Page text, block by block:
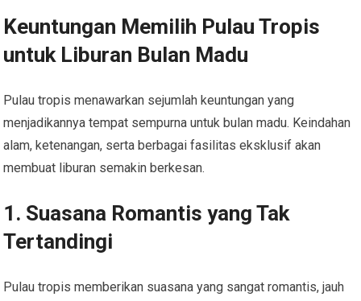
Keuntungan Memilih Pulau Tropis
untuk Liburan Bulan Madu
Pulau tropis menawarkan sejumlah keuntungan yang
menjadikannya tempat sempurna untuk bulan madu. Keindahan
alam, ketenangan, serta berbagai fasilitas eksklusif akan
membuat liburan semakin berkesan.
1. Suasana Romantis yang Tak
Tertandingi
Pulau tropis memberikan suasana yang sangat romantis, jauh